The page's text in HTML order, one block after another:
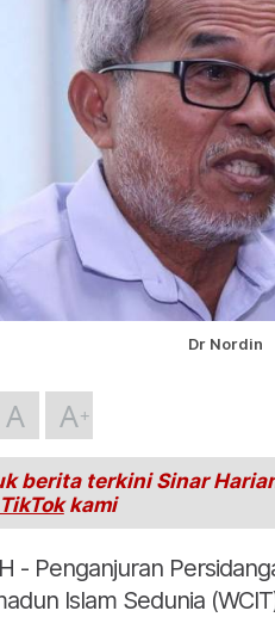
Dr Nordin
A A
berita terkini Sinar
kami
- Penganjuran
Islam Sedunia